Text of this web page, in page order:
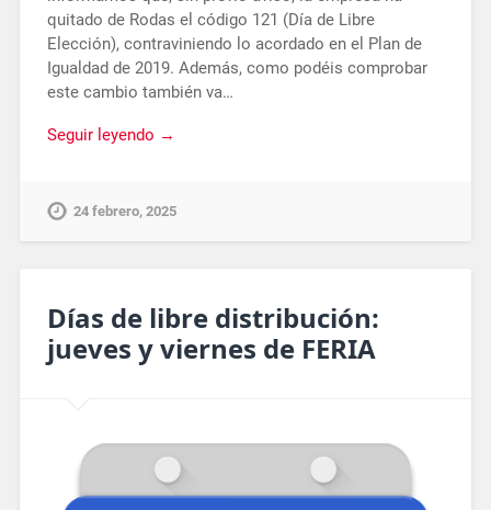
quitado de Rodas el código 121 (Día de Libre
Elección), contraviniendo lo acordado en el Plan de
Igualdad de 2019. Además, como podéis comprobar
este cambio también va…
Seguir leyendo →
24 febrero, 2025
Días de libre distribución:
jueves y viernes de FERIA